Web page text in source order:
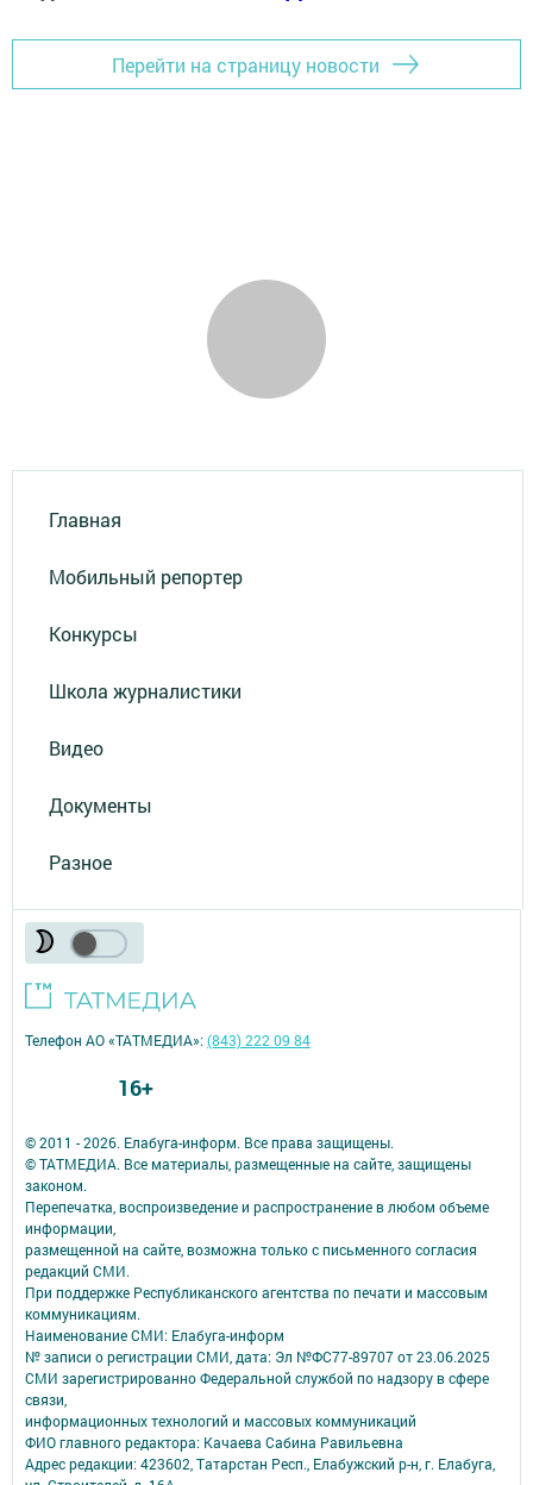
Перейти на страницу новости
Главная
Мобильный репортер
Конкурсы
Школа журналистики
Видео
Документы
Разное
© 2011 - 2026. Елабуга-информ. Все права защищены.
© ТАТМЕДИА. Все материалы, размещенные на сайте, защищены
законом.
Перепечатка, воспроизведение и распространение в любом объеме
информации,
размещенной на сайте, возможна только с письменного согласия
редакций СМИ.
При поддержке Республиканского агентства по печати и массовым
коммуникациям.
Наименование СМИ: Елабуга-информ
№ записи о регистрации СМИ, дата: Эл №ФС77-89707 от 23.06.2025
СМИ зарегистрированно Федеральной службой по надзору в сфере
связи,
информационных технологий и массовых коммуникаций
ФИО главного редактора: Качаева Сабина Равильевна
Адрес редакции: 423602, Татарстан Респ., Елабужский р-н, г. Елабуга,
Телефон АО «ТАТМЕДИА»:(843) 222 09 84
16+